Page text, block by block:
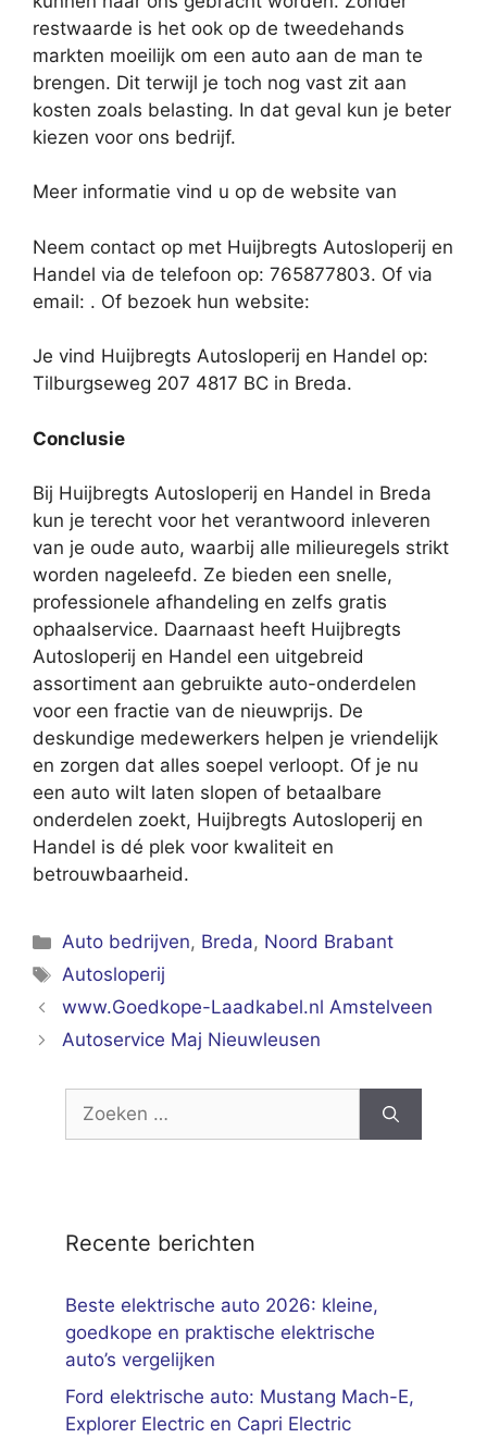
restwaarde is het ook op de tweedehands
markten moeilijk om een auto aan de man te
brengen. Dit terwijl je toch nog vast zit aan
kosten zoals belasting. In dat geval kun je beter
kiezen voor ons bedrijf.
Meer informatie vind u op de website van
Neem contact op met Huijbregts Autosloperij en
Handel via de telefoon op: 765877803. Of via
email: . Of bezoek hun website:
Je vind Huijbregts Autosloperij en Handel op:
Tilburgseweg 207 4817 BC in Breda.
Conclusie
Bij Huijbregts Autosloperij en Handel in Breda
kun je terecht voor het verantwoord inleveren
van je oude auto, waarbij alle milieuregels strikt
worden nageleefd. Ze bieden een snelle,
professionele afhandeling en zelfs gratis
ophaalservice. Daarnaast heeft Huijbregts
Autosloperij en Handel een uitgebreid
assortiment aan gebruikte auto-onderdelen
voor een fractie van de nieuwprijs. De
deskundige medewerkers helpen je vriendelijk
en zorgen dat alles soepel verloopt. Of je nu
een auto wilt laten slopen of betaalbare
onderdelen zoekt, Huijbregts Autosloperij en
Handel is dé plek voor kwaliteit en
betrouwbaarheid.
Categorieën
Auto bedrijven, Breda, Noord Brabant
Tags
Autosloperij
www.Goedkope-Laadkabel.nl Amstelveen
Autoservice Maj Nieuwleusen
Zoek
Recente berichten
Beste elektrische auto 2026: kleine,
goedkope en praktische elektrische
auto’s vergelijken
Ford elektrische auto: Mustang Mach-E,
Explorer Electric en Capri Electric